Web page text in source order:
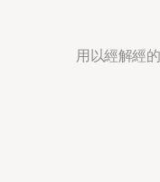
用以經解經